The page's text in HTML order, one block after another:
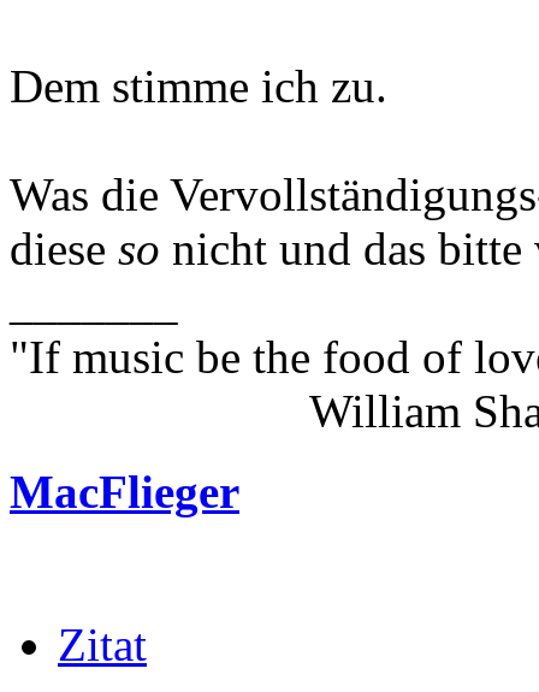
Dem stimme ich zu.
Was die
diese so nicht und das
"If music be the food of
William
MacFlieger
Zitat